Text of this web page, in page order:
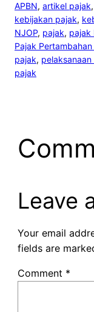
APBN, artikel pajak,
kebijakan pajak,
NJOP, pajak, pajak
Pajak
pajak,
pajak
Leave
Your email
fields are
Comment *